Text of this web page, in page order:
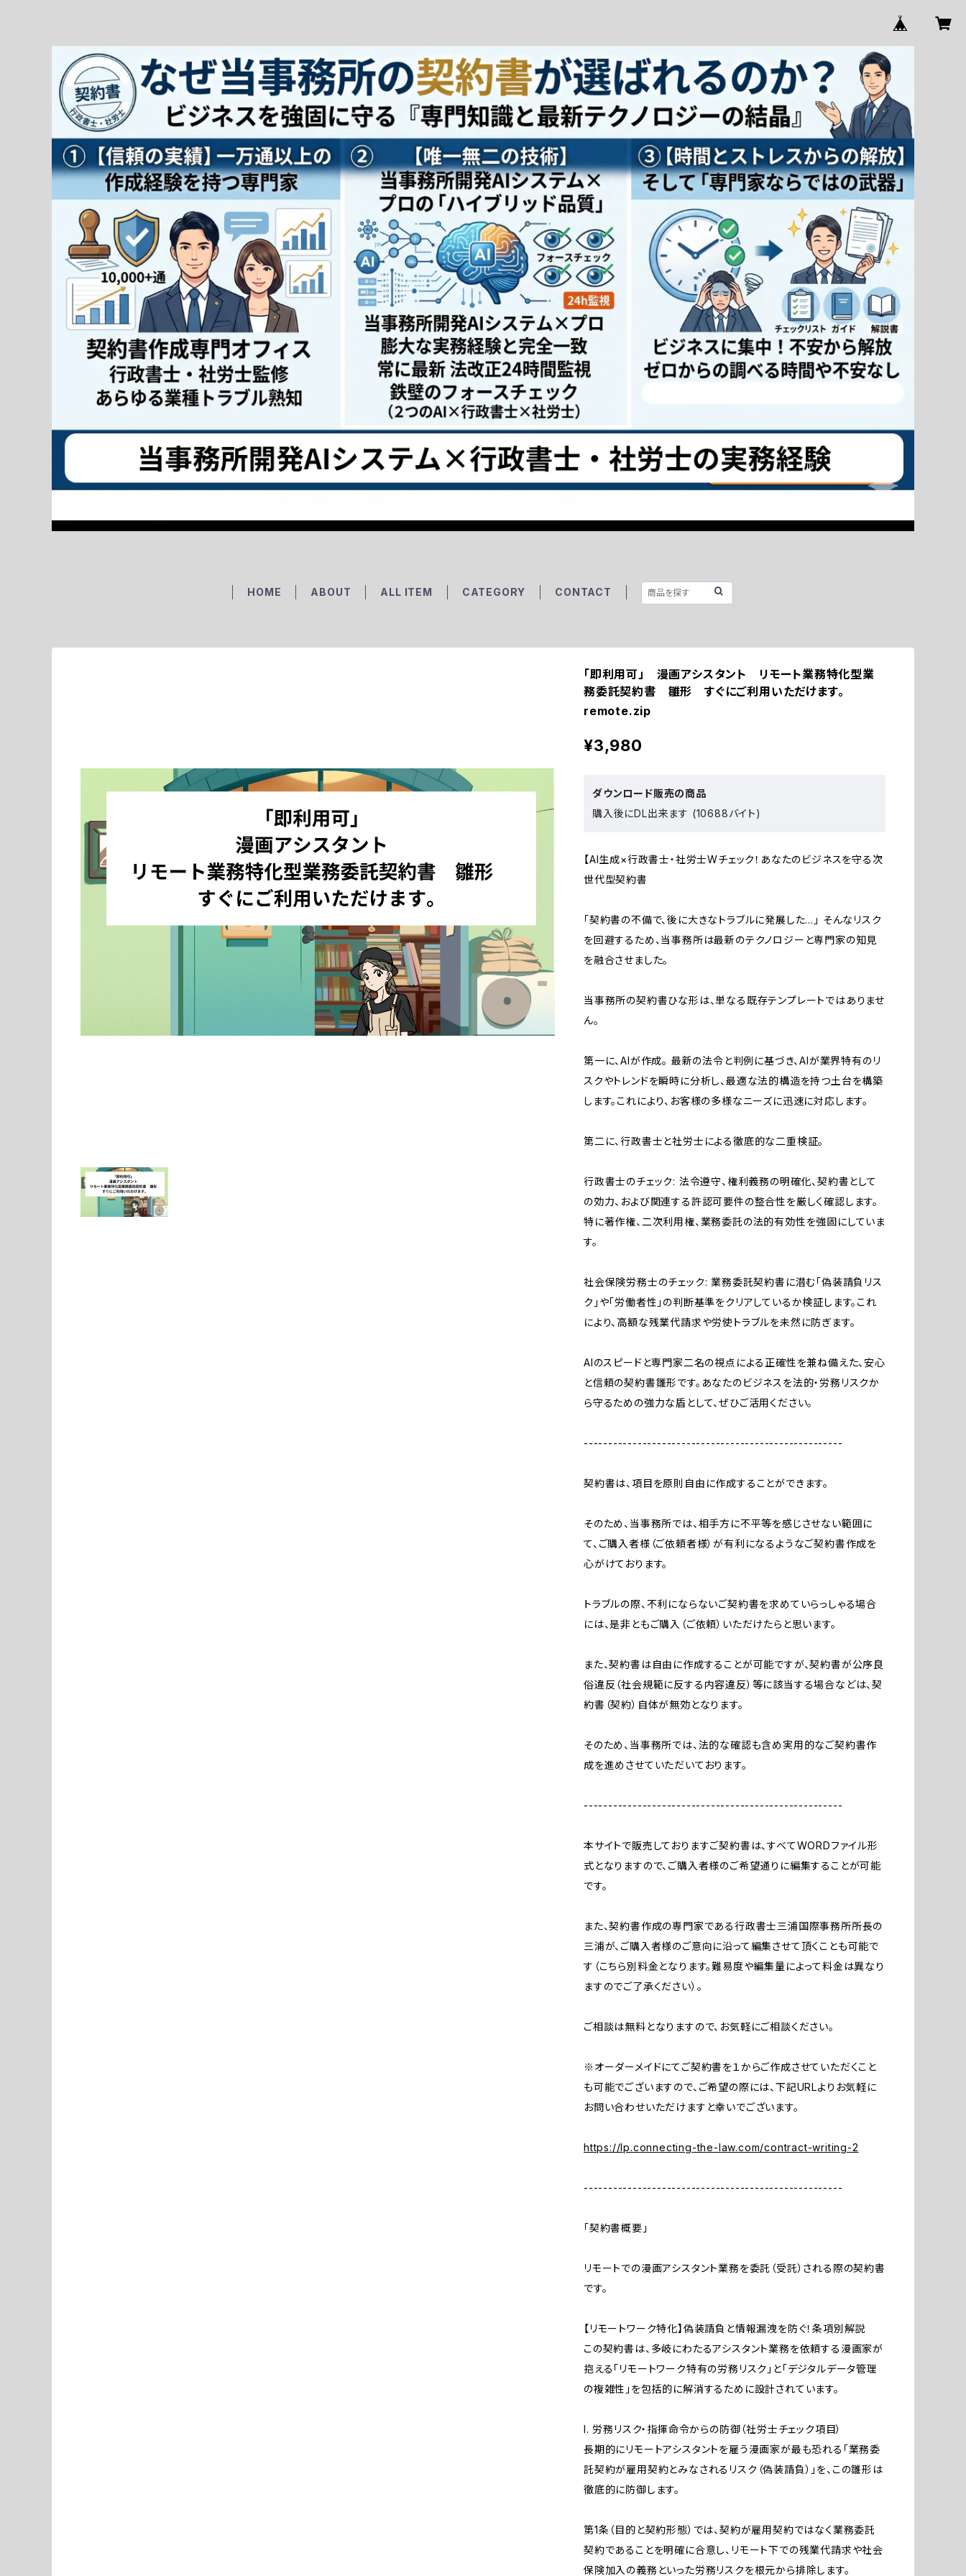
HOME ABOUT ALL ITEM CATEGORY CONTACT
「即利用可」 漫画アシスタント リモート業務特化型業
務委託契約書 雛形 すぐにご利用いただけます。
remote.zip
¥3,980
ダウンロード販売の商品
購入後にDL出来ます (10688バイト)
【AI生成×行政書士・社労士Wチェック！あなたのビジネスを守る次
世代型契約書
「契約書の不備で、後に大きなトラブルに発展した…」 そんなリスク
を回避するため、当事務所は最新のテクノロジーと専門家の知見
を融合させました。
当事務所の契約書ひな形は、単なる既存テンプレートではありませ
ん。
第一に、AIが作成。 最新の法令と判例に基づき、AIが業界特有のリ
スクやトレンドを瞬時に分析し、最適な法的構造を持つ土台を構築
します。これにより、お客様の多様なニーズに迅速に対応します。
第二に、行政書士と社労士による徹底的な二重検証。
行政書士のチェック: 法令遵守、権利義務の明確化、契約書として
の効力、および関連する許認可要件の整合性を厳しく確認します。
特に著作権、二次利用権、業務委託の法的有効性を強固にしていま
す。
社会保険労務士のチェック: 業務委託契約書に潜む「偽装請負リス
ク」や「労働者性」の判断基準をクリアしているか検証します。これ
により、高額な残業代請求や労使トラブルを未然に防ぎます。
AIのスピードと専門家二名の視点による正確性を兼ね備えた、安心
と信頼の契約書雛形です。あなたのビジネスを法的・労務リスクか
ら守るための強力な盾として、ぜひご活用ください。
-----------------------------------------------------
契約書は、項目を原則自由に作成することができます。
そのため、当事務所では、相手方に不平等を感じさせない範囲に
て、ご購入者様（ご依頼者様）が有利になるようなご契約書作成を
心がけております。
トラブルの際、不利にならないご契約書を求めていらっしゃる場合
には、是非ともご購入（ご依頼）いただけたらと思います。
また、契約書は自由に作成することが可能ですが、契約書が公序良
俗違反（社会規範に反する内容違反）等に該当する場合などは、契
約書（契約）自体が無効となります。
そのため、当事務所では、法的な確認も含め実用的なご契約書作
成を進めさせていただいております。
-----------------------------------------------------
本サイトで販売しておりますご契約書は、すべてWORDファイル形
式となりますので、ご購入者様のご希望通りに編集することが可能
です。
また、契約書作成の専門家である行政書士三浦国際事務所所長の
三浦が、ご購入者様のご意向に沿って編集させて頂くことも可能で
す（こちら別料金となります。難易度や編集量によって料金は異なり
ますのでご了承ください）。
ご相談は無料となりますので、お気軽にご相談ください。
※オーダーメイドにてご契約書を１からご作成させていただくこと
も可能でございますので、ご希望の際には、下記URLよりお気軽に
お問い合わせいただけますと幸いでございます。
https://lp.connecting-the-law.com/contract-writing-2
-----------------------------------------------------
「契約書概要」
リモートでの漫画アシスタント業務を委託（受託）される際の契約書
です。
【リモートワーク特化】偽装請負と情報漏洩を防ぐ！条項別解説
この契約書は、多岐にわたるアシスタント業務を依頼する漫画家が
抱える「リモートワーク特有の労務リスク」と「デジタルデータ管理
の複雑性」を包括的に解消するために設計されています。
I. 労務リスク・指揮命令からの防御（社労士チェック項目）
長期的にリモートアシスタントを雇う漫画家が最も恐れる「業務委
託契約が雇用契約とみなされるリスク（偽装請負）」を、この雛形は
徹底的に防御します。
第1条（目的と契約形態）では、契約が雇用契約ではなく業務委託
契約であることを明確に合意し、リモート下での残業代請求や社会
保険加入の義務といった労務リスクを根元から排除します。